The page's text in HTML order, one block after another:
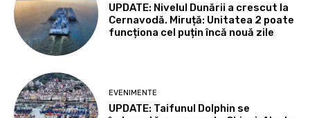
UPDATE: Nivelul Dunării a crescut la
Cernavodă. Miruță: Unitatea 2 poate
funcționa cel puțin încă nouă zile
EVENIMENTE
UPDATE: Taifunul Dolphin se